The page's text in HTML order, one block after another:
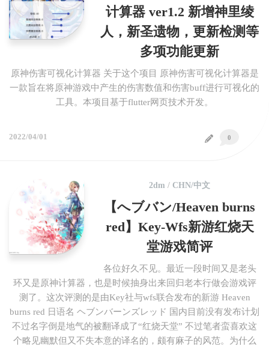
计算器 ver1.2 新增神里绫
人，新圣遗物，更新检测等
多项功能更新
原神伤害可视化计算器 关于这个项目 原神伤害可视化计算器是
一款旨在将原神游戏中产生的伤害数值和伤害buff进行可视化的
工具。本项目基于flutter网页技术开发。
0
2022/04/01
2dm / CHN/中文
【へブバン/Heaven burns
red】Key-Wfs新游红烧天
堂游戏简评
各位好久不见。最近一段时间又是老头
环又是原神计算器，也是时候抽身出来回归老本行做会游戏评
测了。这次评测的是由Key社与wfs联合发布的新游 Heaven
burns red 日语名 ヘブンバーンズレッド 国内目前没有发布计划
不过名字倒是地气的被翻译成了“红烧天堂” 不过笔者蛮喜欢这
个略见幽默但又不失本意的译名的，颇有麻子的风范。为什么